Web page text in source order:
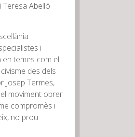
i Teresa Abelló
i
temes com el
des dels
Josep Termes,
moviment obrer
compromès i
no prou